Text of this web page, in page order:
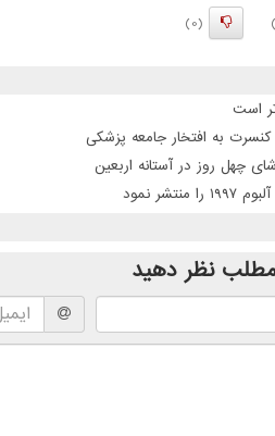
(0)
است
به افتخار جامعه پزشکی
چهل روز در آستانه اربعین
نمود
مطلب نظر دهید